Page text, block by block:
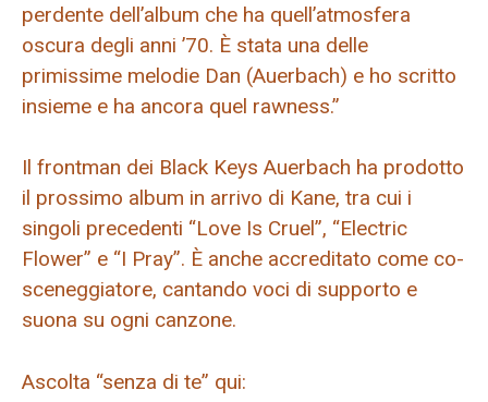
perdente dell’album che ha quell’atmosfera
oscura degli anni ’70. È stata una delle
primissime melodie Dan (Auerbach) e ho scritto
insieme e ha ancora quel rawness.”
Il frontman dei Black Keys Auerbach ha prodotto
il prossimo album in arrivo di Kane, tra cui i
singoli precedenti “Love Is Cruel”, “Electric
Flower” e “I Pray”. È anche accreditato come co-
sceneggiatore, cantando voci di supporto e
suona su ogni canzone.
Ascolta “senza di te” qui: